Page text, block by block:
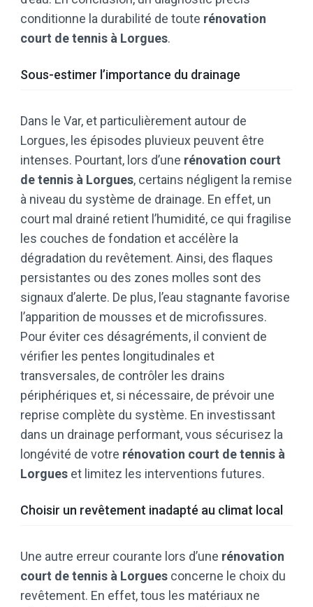
conditionne la durabilité de toute rénovation
court de tennis à Lorgues.
Sous-estimer l’importance du drainage
Dans le Var, et particulièrement autour de
Lorgues, les épisodes pluvieux peuvent être
intenses. Pourtant, lors d’une rénovation court
de tennis à Lorgues, certains négligent la remise
à niveau du système de drainage. En effet, un
court mal drainé retient l’humidité, ce qui fragilise
les couches de fondation et accélère la
dégradation du revêtement. Ainsi, des flaques
persistantes ou des zones molles sont des
signaux d’alerte. De plus, l’eau stagnante favorise
l’apparition de mousses et de microfissures.
Pour éviter ces désagréments, il convient de
vérifier les pentes longitudinales et
transversales, de contrôler les drains
périphériques et, si nécessaire, de prévoir une
reprise complète du système. En investissant
dans un drainage performant, vous sécurisez la
longévité de votre rénovation court de tennis à
Lorgues et limitez les interventions futures.
Choisir un revêtement inadapté au climat local
Une autre erreur courante lors d’une rénovation
court de tennis à Lorgues concerne le choix du
revêtement. En effet, tous les matériaux ne